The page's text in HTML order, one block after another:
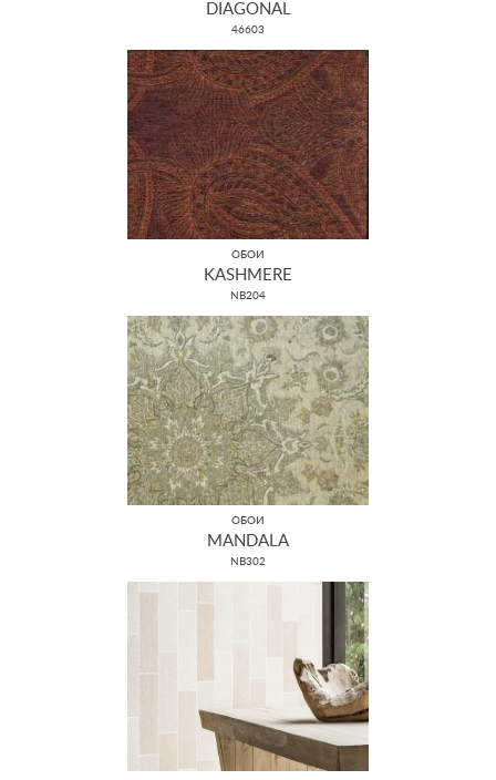
DIAGONAL
46603
ОБОИ
KASHMERE
NB204
ОБОИ
MANDALA
NB302